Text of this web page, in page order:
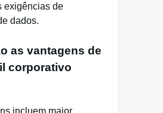
exigências de
dados.
as vantagens de
corporativo
incluem maior